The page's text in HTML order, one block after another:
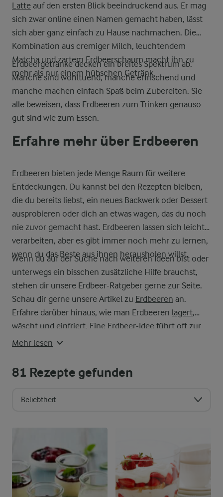
Latte auf den ersten Blick beeindruckend aus. Er mag
sich zwar online einen Namen gemacht haben, lässt
sich aber ganz einfach zu Hause nachmachen. Die
Kombination aus cremiger Milch, leuchtendem
Matcha und zartem Erdbeerschaum macht ihn zu
mehr als nur einem hübschen Getränk.
Erdbeergetränke decken ein breites Spektrum ab.
Manche sind wohltuend, manche erfrischend und
manche machen einfach Spaß beim Zubereiten. Sie
alle beweisen, dass Erdbeeren zum Trinken genauso
gut sind wie zum Essen.
Erfahre mehr über Erdbeeren
Erdbeeren bieten jede Menge Raum für weitere
Entdeckungen. Du kannst bei den Rezepten bleiben,
die du bereits liebst, ein neues Backwerk oder Dessert
ausprobieren oder dich an etwas wagen, das du noch
nie zuvor gemacht hast. Erdbeeren lassen sich leicht
verarbeiten, aber es gibt immer noch mehr zu lernen,
wenn du das Beste aus ihnen herausholen willst.
Wenn du auf der Suche nach weiteren Ideen bist oder
unterwegs ein bisschen zusätzliche Hilfe brauchst,
stehen dir unsere Erdbeer-Ratgeber gerne zur Seite.
Schau dir gerne unsere Artikel zu Erdbeeren an.
Erfahre darüber hinaus, wie man Erdbeeren lagert,
wäscht und einfriert. Eine Erdbeer-Idee führt oft zur
nächsten, also nimm das als Anlass, einfach
Mehr lesen
81 Rezepte gefunden
Beliebtheit